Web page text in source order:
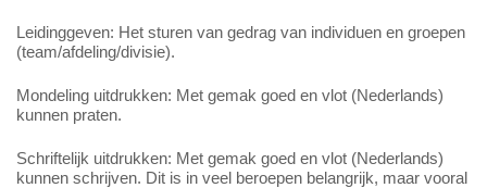
Leidinggeven: Het sturen van gedrag van individuen en groepen
(team/afdeling/divisie).
Mondeling uitdrukken: Met gemak goed en vlot (Nederlands)
kunnen praten.
Schriftelijk uitdrukken: Met gemak goed en vlot (Nederlands)
kunnen schrijven. Dit is in veel beroepen belangrijk, maar vooral